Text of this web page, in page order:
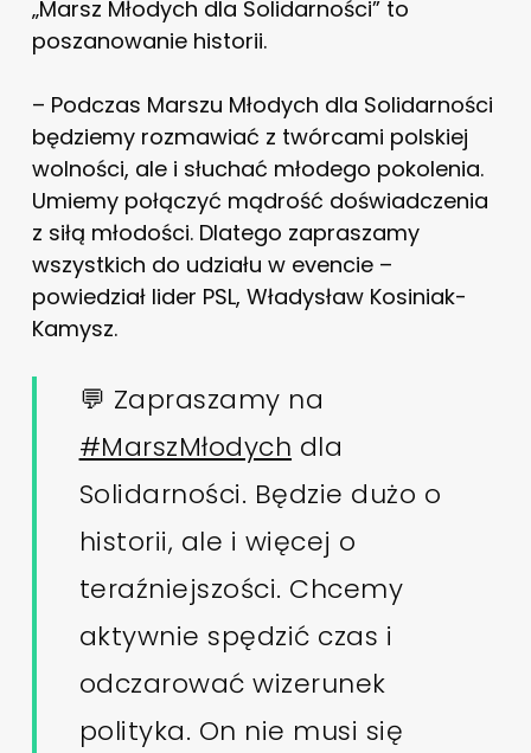
„Marsz Młodych dla Solidarności” to
poszanowanie historii.
– Podczas Marszu Młodych dla Solidarności
będziemy rozmawiać z twórcami polskiej
wolności, ale i słuchać młodego pokolenia.
Umiemy połączyć mądrość doświadczenia
z siłą młodości. Dlatego zapraszamy
wszystkich do udziału w evencie –
powiedział lider PSL, Władysław Kosiniak-
Kamysz.
💬 Zapraszamy na
#MarszMłodych dla
Solidarności. Będzie dużo o
historii, ale i więcej o
teraźniejszości. Chcemy
aktywnie spędzić czas i
odczarować wizerunek
polityka. On nie musi się